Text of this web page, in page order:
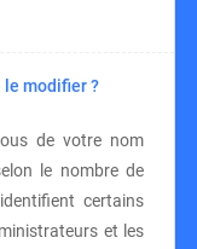
le modifier ?
de votre nom
le nombre de
certains
et les